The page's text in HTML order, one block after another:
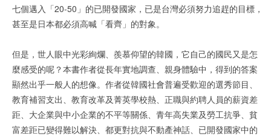
七個邁入「20-50」的已開發國家，已是台灣必須努力追趕的目標，
甚至是日本都必須高喊「看齊」的對象。
但是，世人眼中光彩絢爛、羨慕仰望的韓國，它自己的國民又是怎
麼感受的呢？本書作者從長年實地調查、親身體驗中，得到的答案
顯然出乎一般人的想像。作者從韓國社會普遍受歡迎的選秀節目、
教育補習支出、教育改革及菁英學校熱、正職與約聘人員的薪資差
距、大企業與中小企業的不平等關係、青年高失業及勞工抗爭、貧
富差距已變得難以解決、都更對抗與不動產神話、已開發國家中的